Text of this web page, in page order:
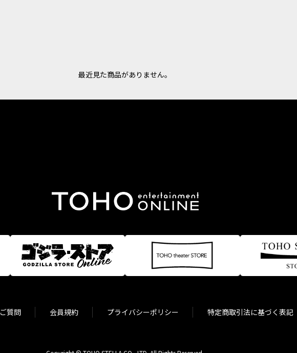
最近見た商品がありません。
質問 会員規約 プライバシーポリシー 特定商取引法に基づく表記